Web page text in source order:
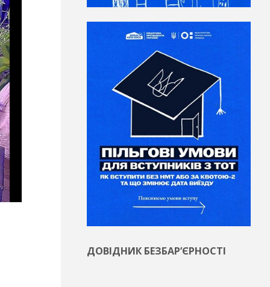
ДОВІДНИК БЕЗБАР’ЄРНОСТІ